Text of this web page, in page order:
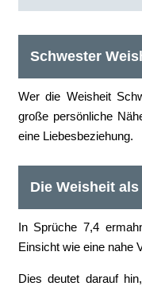
Schwester
Wer die Weisheit
große persönliche
eine Liebesbeziehung.
Die Weisheit
In Sprüche 7,4
Einsicht wie eine nahe
Dies deutet darauf